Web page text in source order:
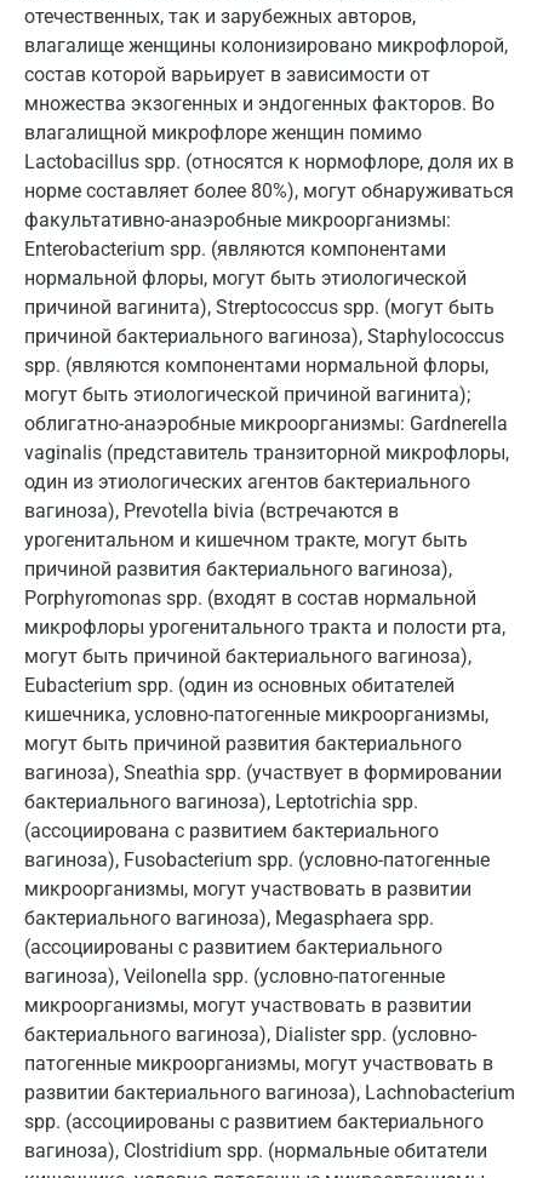
отечественных, так и зарубежных авторов,
влагалище женщины колонизировано микрофлорой,
состав которой варьирует в зависимости от
множества экзогенных и эндогенных факторов. Во
влагалищной микрофлоре женщин помимо
Lactobacillus spp. (относятся к нормофлоре, доля их в
норме составляет более 80%), могут обнаруживаться
факультативно-анаэробные микроорганизмы:
Enterobacterium spp. (являются компонентами
нормальной флоры, могут быть этиологической
причиной вагинита), Streptococcus spp. (могут быть
причиной бактериального вагиноза), Staphylococcus
spp. (являются компонентами нормальной флоры,
могут быть этиологической причиной вагинита);
облигатно-анаэробные микроорганизмы: Gardnerella
vaginalis (представитель транзиторной микрофлоры,
один из этиологических агентов бактериального
вагиноза), Prevotella bivia (встречаются в
урогенитальном и кишечном тракте, могут быть
причиной развития бактериального вагиноза),
Porphyromonas spp. (входят в состав нормальной
микрофлоры урогенитального тракта и полости рта,
могут быть причиной бактериального вагиноза),
Eubacterium spp. (один из основных обитателей
кишечника, условно-патогенные микроорганизмы,
могут быть причиной развития бактериального
вагиноза), Sneathia spp. (участвует в формировании
бактериального вагиноза), Leptotrichia spp.
(ассоциирована с развитием бактериального
вагиноза), Fusobacterium spp. (условно-патогенные
микроорганизмы, могут участвовать в развитии
бактериального вагиноза), Megasphaera spp.
(ассоциированы с развитием бактериального
вагиноза), Veilonella spp. (условно-патогенные
микроорганизмы, могут участвовать в развитии
бактериального вагиноза), Dialister spp. (условно-
патогенные микроорганизмы, могут участвовать в
развитии бактериального вагиноза), Lachnobacterium
spp. (ассоциированы с развитием бактериального
вагиноза), Clostridium spp. (нормальные обитатели
Великий Новгород
Видное
Владимир
Волгоград
Волжский
Вологда
Воронеж
Всеволожск
Гатчина
Геленджик
Голубое
Дзержинск
Дзержинский
Дмитров
Долгопрудный
Домодедово
Екатеринбург
Жуковский
Звенигород
Зеленоград
Иваново
Ивантеевка
Ижевск
Истра
Йошкар-Ола